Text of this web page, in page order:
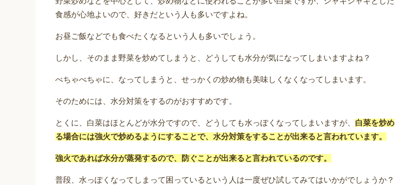
食感が心地よいので、好きだという人も多いですよね。
お昼ご飯などでも食べたくなるという人も多いでしょう。
しかし、そのまま野菜を炒めてしまうと、どうしても水分が気になってしまいますよね？
べちゃべちゃに、なってしまうと、せっかくの炒め物も美味しくなくなってしまいます。
そのためには、水分対策をするのがおすすめです。
とくに、白菜はほとんどが水分ですので、どうしても水っぽくなってしまいますが、 白菜を炒め
る場合には強火で炒めるようにすることで、水分対策をすることが出来ると言われています。
強火であれば水分が蒸発するので、防ぐことが出来ると言われているのです。
普段、水っぽくなってしまって困っているという人は一度ぜひ試してみてはいかがでしょうか？